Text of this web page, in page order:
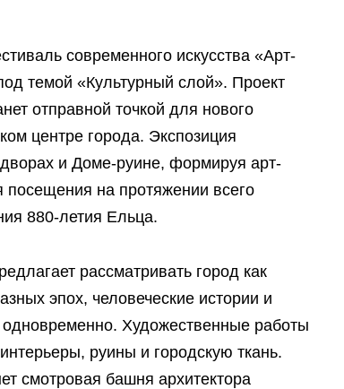
современного искусства «Арт-
темой «Культурный слой». Проект
отправной точкой для нового
центре города. Экспозиция
дворах и Доме-руине, формируя арт-
посещения на протяжении всего
880-летия Ельца.
рассматривать город как
эпох, человеческие истории и
Художественные работы
руины и городскую ткань.
смотровая башня архитектора